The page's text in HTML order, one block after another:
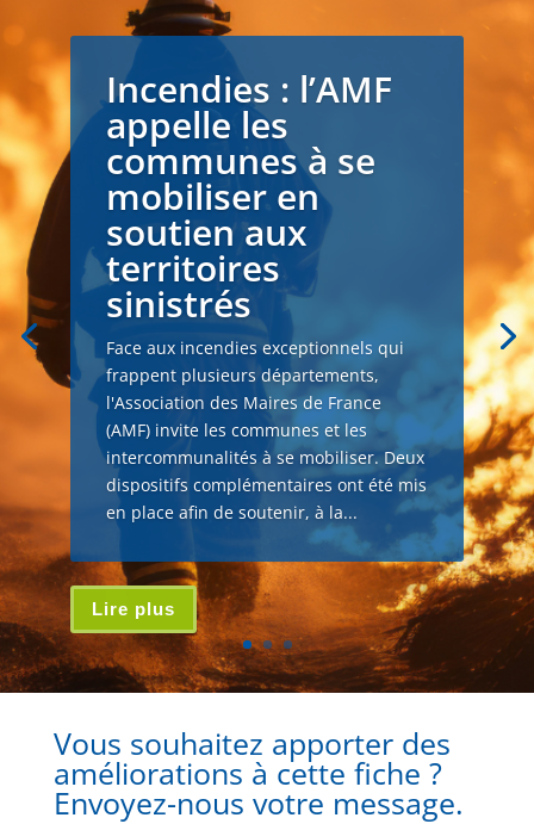
Incendies : l’AMF
appelle les
communes à se
mobiliser en
soutien aux
territoires
sinistrés
Face aux incendies exceptionnels qui
frappent plusieurs départements,
l'Association des Maires de France
(AMF) invite les communes et les
intercommunalités à se mobiliser. Deux
dispositifs complémentaires ont été mis
en place afin de soutenir, à la...
Lire plus
Vous souhaitez apporter des
améliorations à cette fiche ?
Envoyez-nous votre message.